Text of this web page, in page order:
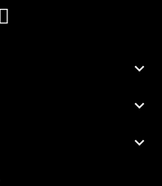


